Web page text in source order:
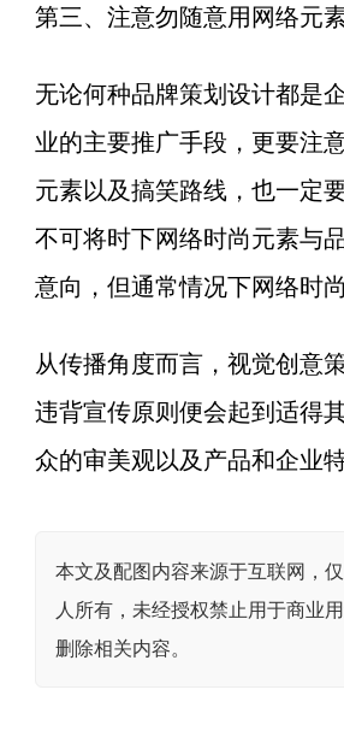
第三、注意勿随意用网络元
无论何种品牌策划设计都是
业的主要推广手段，更要注
元素以及搞笑路线，也一定
不可将时下网络时尚元素与
意向，但通常情况下网络时
从传播角度而言，视觉创意
违背宣传原则便会起到适得
众的审美观以及产品和企业
本文及配图内容来源于互联网，
人所有，未经授权禁止用于商业
删除相关内容。